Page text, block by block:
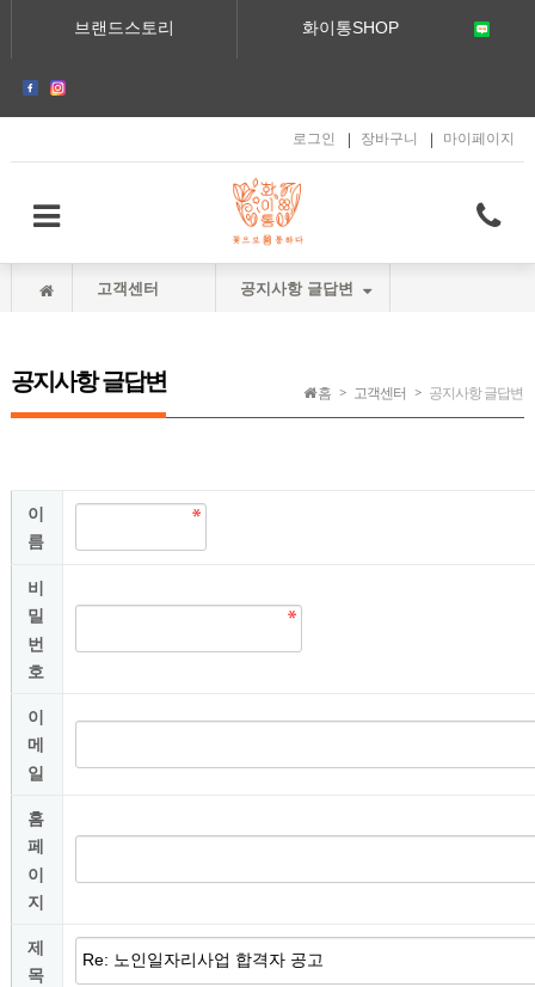
브랜드스토리
화이통SHOP
로그인 장바구니 마이페이지
고객센터 공지사항 글답변
홈 고객센터 공지사항 글답변
공지사항 글답변
공지사항 글답변
이
름
비
밀
번
호
이
메
일
홈
페
이
지
제
목